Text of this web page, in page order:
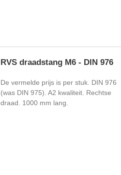
RVS draadstang M6 - DIN 976
De vermelde prijs is per stuk. DIN 976
(was DIN 975). A2 kwaliteit. Rechtse
draad. 1000 mm lang.